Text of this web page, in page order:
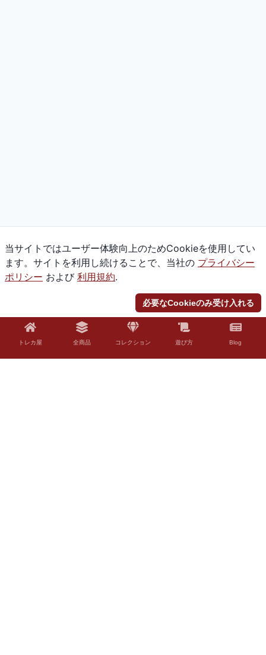
当サイトではユーザー体験向上のためCookieを使用してい
ます。サイトを利用し続けることで、当社の プライバシー
ポリシー および 利用規約.
必要なCookieのみ受け入れる
トレカ屋 全商品 コレクション 遊び方 Blog